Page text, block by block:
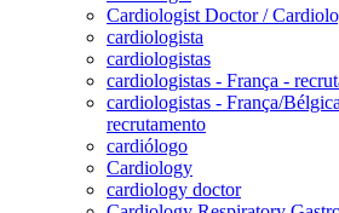
Cardiologist Doctor /
cardiologista
cardiologistas
cardiologistas - França -
cardiologistas - França/
recrutamento
cardiólogo
Cardiology
cardiology doctor